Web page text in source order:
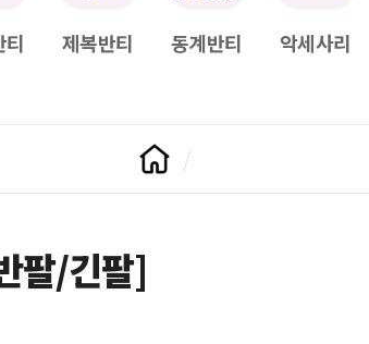
티 제복반티 동계반티 악세사리
팔/긴팔]